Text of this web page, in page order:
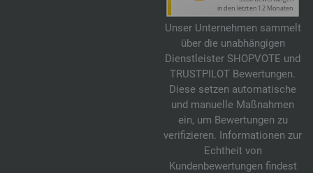
Unser Unternehmen sammelt
über die unabhängigen
Dienstleister SHOPVOTE und
TRUSTPILOT Bewertungen.
Diese setzen automatische
und manuelle Maßnahmen
ein, um Bewertungen zu
verifizieren. Informationen zur
Echtheit von
Kundenbewertungen findest